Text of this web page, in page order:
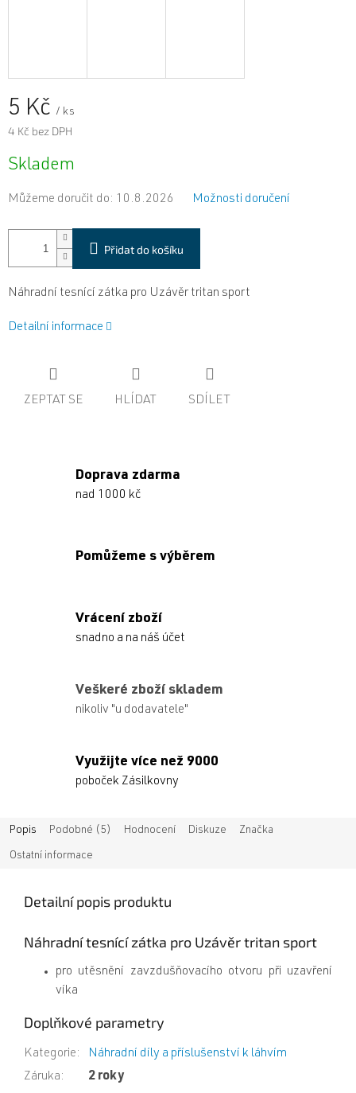
5 Kč / ks
4 Kč bez DPH
Měrná
Skladem
Můžeme doručit do: 10.8.2026 Možnosti doručení
Přidat do košíku
Náhradní tesnící zátka pro Uzávěr tritan sport
Detailní informace
ZEPTAT SE HLÍDAT SDÍLET
Doprava zdarma
nad 1000 kč
Pomůžeme s výběrem
Vrácení zboží
snadno a na náš účet
Veškeré zboží skladem
nikoliv "u dodavatele"
Využijte více než 9000
poboček Zásilkovny
Popis Podobné (5) Hodnocení Diskuze Značka
Ostatní informace
Detailní popis produktu
Náhradní tesnící zátka pro Uzávěr tritan sport
pro utěsnění zavzdušňovacího otvoru při uzavření
víka
Doplňkové parametry
Kategorie:
Náhradní díly a příslušenství k láhvím
Záruka:
2 roky